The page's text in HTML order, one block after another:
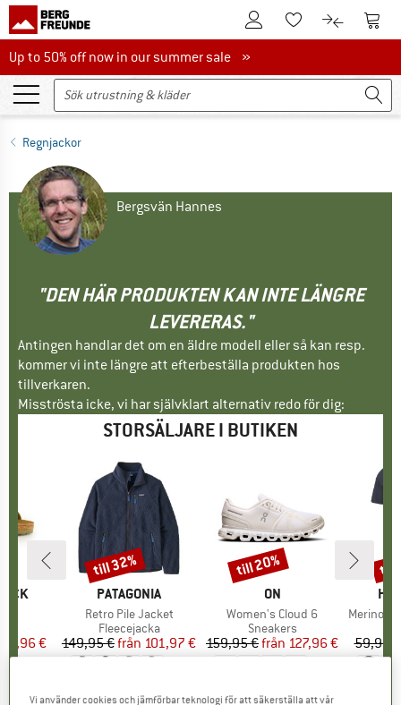
Till kundkontotTill minneslistan.
Till Till
Up to 50% off now in our summer sale
Up to 50% off now in our summer sale »
Regnjackor
Bergsvän Hannes
"DEN HÄR PRODUKTEN KAN INTE LÄNGRE
LEVERERAS."
Antingen handlar det om en äldre modell eller så kan resp.
kommer vi inte längre att efterbeställa produkten hos
tillverkaren.
Misströsta icke, vi har självklart alternativ redo för dig:
STORSÄLJARE I BUTIKEN
pris
71,96 €
VARUMÄRKE
PATAGONIA
Produkter
Retro Pile Jacket
Produktgrupp
Fleecejacka
Pris
149,95 € Reducerat pris
från 101,97 €
Rabatt
till 32%
VARUMÄRKE
ON
Produkter
Women's Cloud 6
Produktgrupp
Sneakers
Pris
159,95 € Reducerat pris
från 127,96 €
Rabatt
till 20%
Produkter
MerinoMix150
59,95 €
till
Vi använder cookies och jämförbar teknologi för att säkerställa att vår